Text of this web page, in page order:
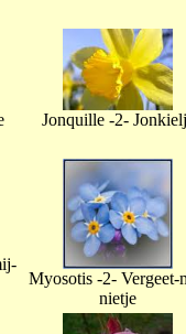
Jonquille -2-
Myosotis -2- Vergeet-
nietje